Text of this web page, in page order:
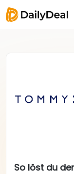
So löst du